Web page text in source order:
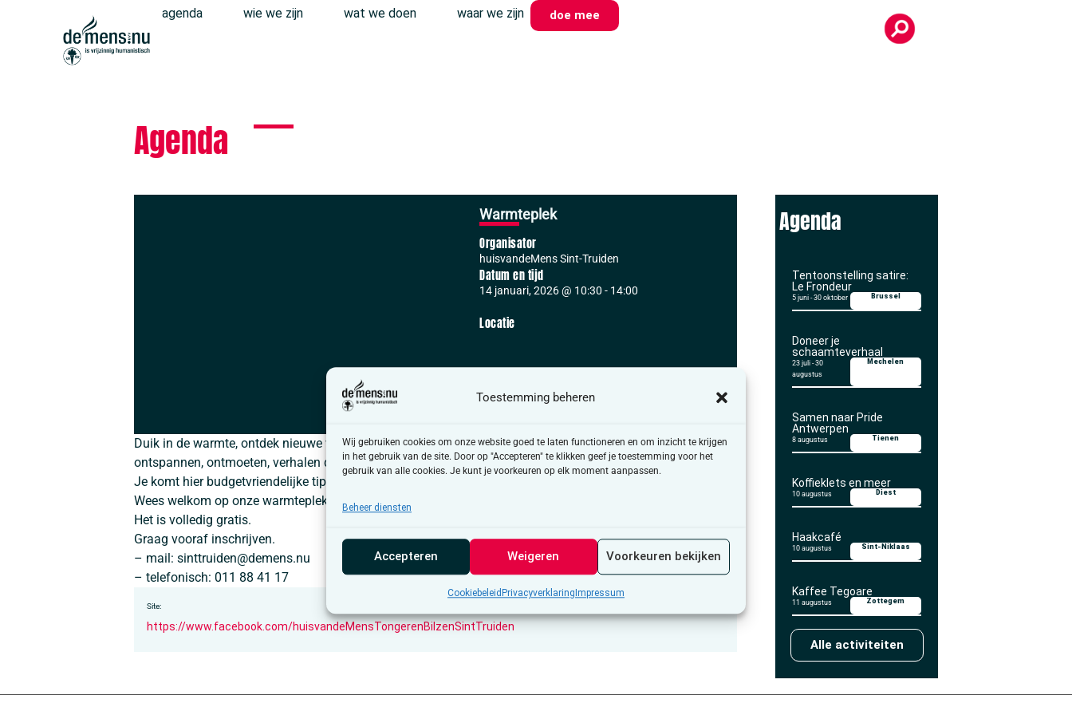
Toestemming beheren
Wij gebruiken cookies om onze website goed te laten functioneren en om inzicht te krijgen
in het gebruik van de site. Door op "Accepteren" te klikken geef je toestemming voor het
gebruik van alle cookies. Je kunt je voorkeuren op elk moment aanpassen.
Beheer diensten
Accepteren Weigeren Voorkeuren bekijken
Cookiebeleid Privacyverklaring Impressum
agenda wie we zijn wat we doen waar we zijn doe mee
Agenda
Warmteplek
Organisator
huisvandeMens Sint-Truiden
Datum en tijd
14 januari, 2026@ 10:30 - 14:00
Locatie
Duik in de warmte, ontdek nieuwe vriendschappen en laat de gezelligheid beginnen. Samen koken,
ontspannen, ontmoeten, verhalen delen, verbinden, …
Je komt hier budgetvriendelijke tips te weten om zelf een goedkope maaltijd klaar te maken.
Wees welkom op onze warmteplek!
Het is volledig gratis.
Graag vooraf inschrijven.
– mail: sinttruiden@demens.nu
– telefonisch: 011 88 41 17
Site:
https://www.facebook.com/huisvandeMensTongerenBilzenSintTruiden
Agenda
Tentoonstelling satire:
Le Frondeur
5 juni -30 oktober Brussel
Doneer je
schaamteverhaal
23 juli -30
augustus
Mechelen
Samen naar Pride
Antwerpen
8 augustus Tienen
Koffieklets en meer
10 augustus Diest
Haakcafé
10 augustus Sint-Niklaas
Kaffee Tegoare
11 augustus Zottegem
Alle activiteiten